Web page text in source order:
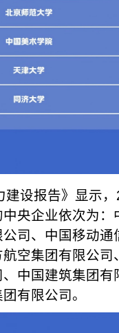
建设报告》显示
央企业依次为
司、中国移动
空集团有限公
中国建筑集团
有限公司。